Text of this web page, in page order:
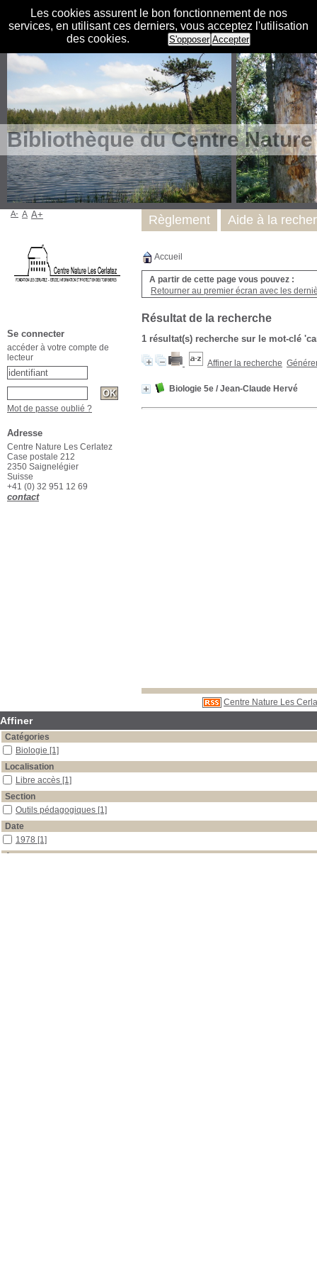
Les cookies assurent le bon fonctionnement de nos
services, en utilisant ces derniers, vous acceptez l'utilisation
des cookies.
S'opposer Accepter
Bibliothèque du Centre
Accueil
A partir de cette page vous pouvez :
Retourner au premier écran avec les
Résultat de la recherche
1 résultat(s) recherche sur le mot-clé
Affiner la recherche
Biologie 5e / Jean-Claude Hervé
Centre Nature Les
Règlement Aide à la
A- A A+
Se connecter
accéder à votre compte de
lecteur
Mot de passe oublié ?
Adresse
Centre Nature Les Cerlatez
Case postale 212
2350 Saignelégier
Suisse
+41 (0) 32 951 12 69
contact
Affiner
Catégories
Biologie [1]
Localisation
Libre accès [1]
Section
Outils pédagogiques [1]
Date
1978 [1]
Auteur